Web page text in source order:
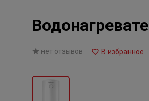
нет отзывов В избранное